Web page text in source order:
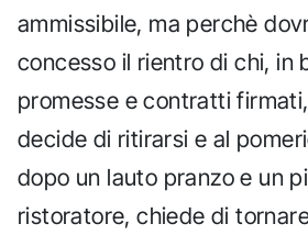
ammissibile, ma perchè
concesso il rientro di chi, in
promesse e contratti
decide di ritirarsi e al
dopo un lauto pranzo e un
ristoratore, chiede di